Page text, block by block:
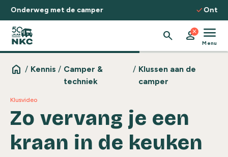
Spring naar de inhoud
checkOntdek routes, kennis & inspiratie
search person
close menu
Menu
home / Kennis / Camper &
techniek
/ Klussen aan de
camper
Klusvideo
Zo vervang je een
kraan in de keuken